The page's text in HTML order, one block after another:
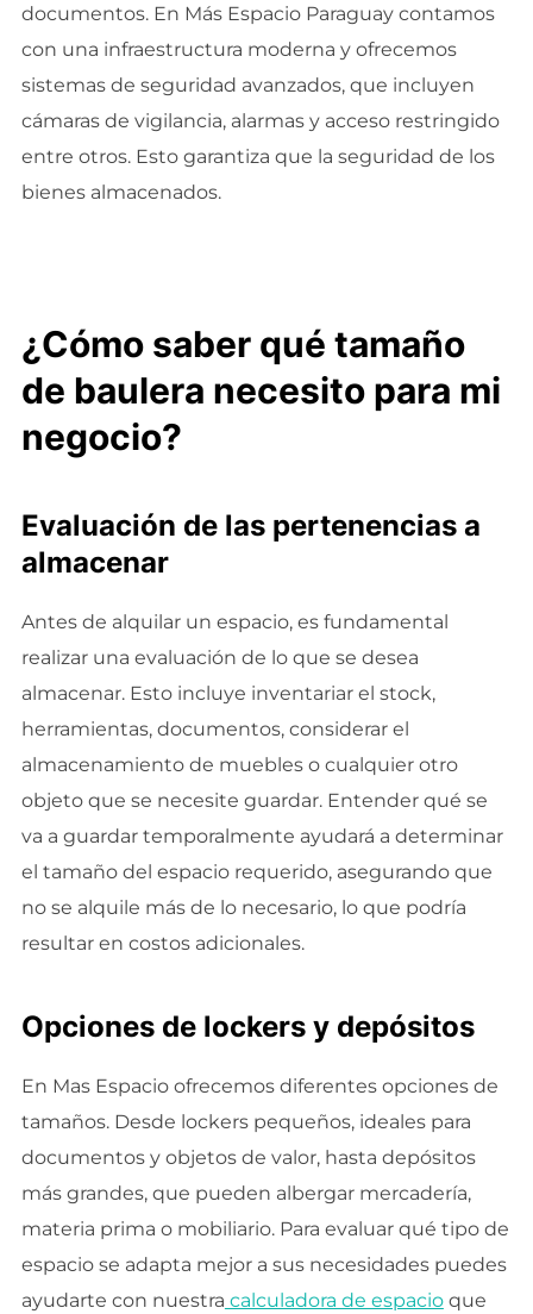
documentos. En Más Espacio Paraguay contamos
con una infraestructura moderna y ofrecemos
sistemas de seguridad avanzados, que incluyen
cámaras de vigilancia, alarmas y acceso restringido
entre otros. Esto garantiza que la seguridad de los
bienes almacenados.
¿Cómo saber qué tamaño
de baulera necesito para mi
negocio?
Evaluación de las pertenencias a
almacenar
Antes de alquilar un espacio, es fundamental
realizar una evaluación de lo que se desea
almacenar. Esto incluye inventariar el stock,
herramientas, documentos, considerar el
almacenamiento de muebles o cualquier otro
objeto que se necesite guardar. Entender qué se
va a guardar temporalmente ayudará a determinar
el tamaño del espacio requerido, asegurando que
no se alquile más de lo necesario, lo que podría
resultar en costos adicionales.
Opciones de lockers y depósitos
En Mas Espacio ofrecemos diferentes opciones de
tamaños. Desde lockers pequeños, ideales para
documentos y objetos de valor, hasta depósitos
más grandes, que pueden albergar mercadería,
materia prima o mobiliario. Para evaluar qué tipo de
espacio se adapta mejor a sus necesidades puedes
ayudarte con nuestra calculadora de espacioque